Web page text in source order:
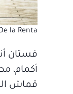
la Renta
فستان
أكمام،
قماش